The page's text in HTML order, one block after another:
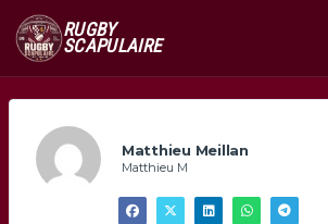
RUGBY
SCAPULAIRE
Matthieu Meillan
Matthieu M